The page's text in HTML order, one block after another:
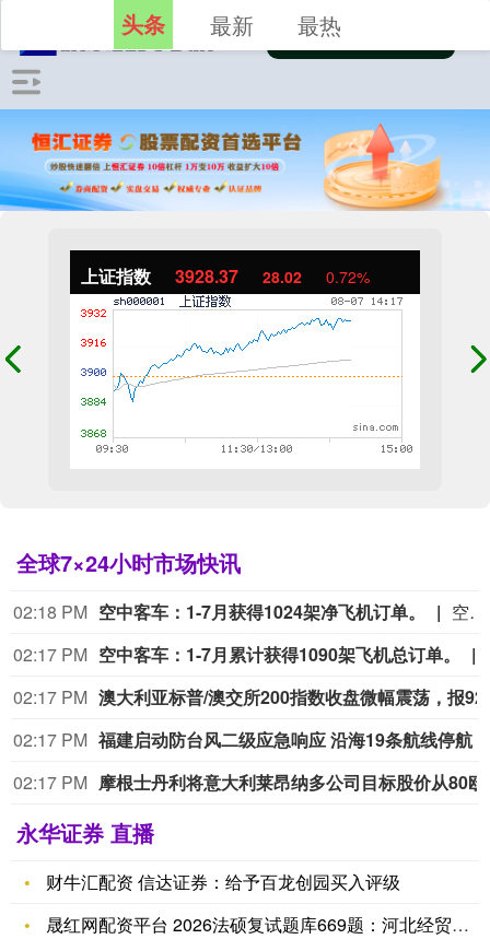
上证指数 3928.98 28.63 0.73%
全球7×24小时市场快讯
02:18 PM 空中客车：1-7月获得1024架净飞机订单。
空中客车：1-7月获得1024架净飞机订单。
02:17 PM 空中客车：1-7月累计获得1090架飞机总订单。
02:17 PM
02:17 PM 福建启动防台风二级应急响应 沿海19条航线停航
02:17 PM
永华证券 直播
财牛汇配资 信达证券：给予百龙创园买入评级
晟红网配资平台 2026法硕复试题库669题：河北经贸大学法
头条 最新 最热